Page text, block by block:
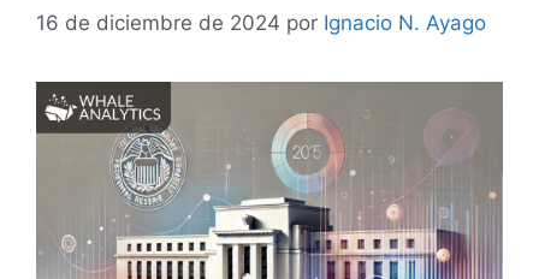
16 de diciembre de 2024 por Ignacio N. Ayago